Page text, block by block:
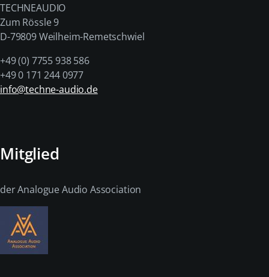
TECHNEAUDIO
Zum Rössle 9
D-79809 Weilheim-Remetschwiel
+49 (0) 7755 938 586
+49 0 171 244 0977
info@techne-audio.de
Mitglied
der Analogue Audio Association